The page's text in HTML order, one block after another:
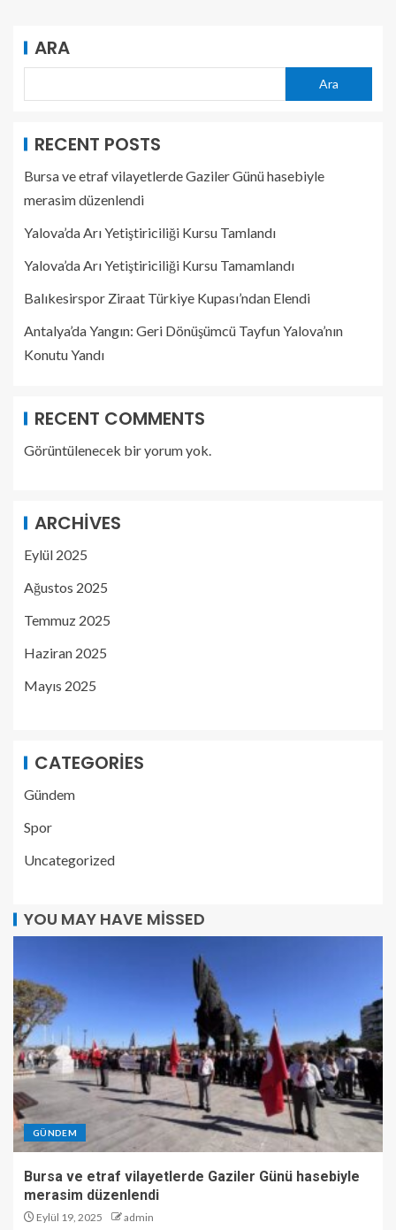
ARA
Ara
RECENT POSTS
Bursa ve etraf vilayetlerde Gaziler Günü hasebiyle
merasim düzenlendi
Yalova’da Arı Yetiştiriciliği Kursu Tamlandı
Yalova’da Arı Yetiştiriciliği Kursu Tamamlandı
Balıkesirspor Ziraat Türkiye Kupası’ndan Elendi
Antalya’da Yangın: Geri Dönüşümcü Tayfun Yalova’nın
Konutu Yandı
RECENT COMMENTS
Görüntülenecek bir yorum yok.
ARCHIVES
Eylül 2025
Ağustos 2025
Temmuz 2025
Haziran 2025
Mayıs 2025
CATEGORIES
Gündem
Spor
Uncategorized
YOU MAY HAVE MISSED
GÜNDEM
Bursa ve etraf vilayetlerde Gaziler Günü hasebiyle
merasim düzenlendi
Eylül 19, 2025 admin